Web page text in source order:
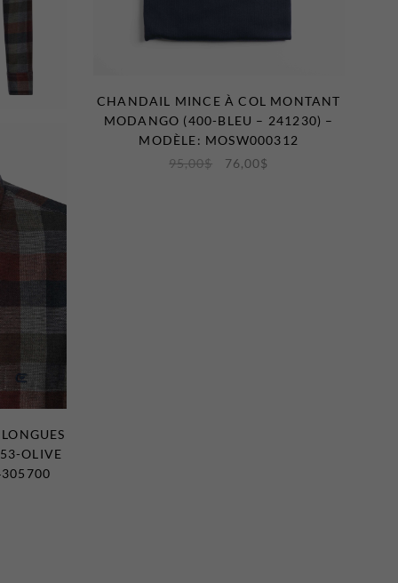
OLIVE
CHANDAIL MINCE À COL MONTANT
MODANGO (400-BLEU – 241230) –
MODÈLE: MOSW000312
95,00$ 76,00$